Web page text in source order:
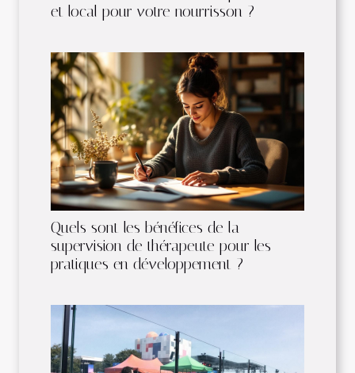
et local pour votre nourrisson ?
Quels sont les bénéfices de la
supervision de thérapeute pour les
pratiques en développement ?